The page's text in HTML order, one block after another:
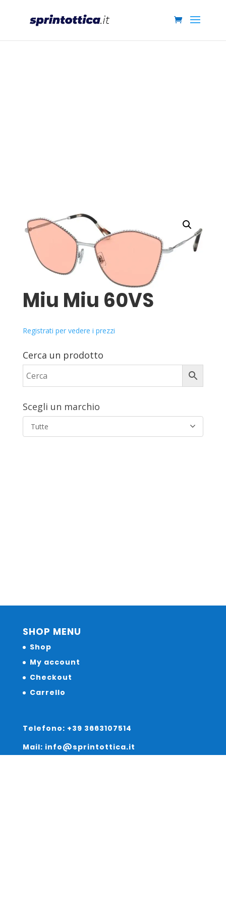
Miu Miu 60VS
Registrati per vedere i prezzi
Cerca un prodotto
Scegli un marchio
Tutte
SHOP MENU
Shop
My account
Checkout
Carrello
Telefono: +39 3663107514
Mail: info@sprintottica.it